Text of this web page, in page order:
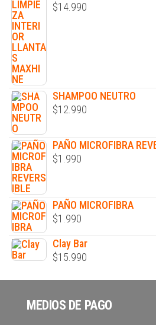
$14.990
SHAMPOO NEUTRO
$12.990
PAÑO MICROFIBRA
$1.990
PAÑO MICROFIBRA
$1.990
Clay Bar
$15.990
MEDIOS DE PAGO